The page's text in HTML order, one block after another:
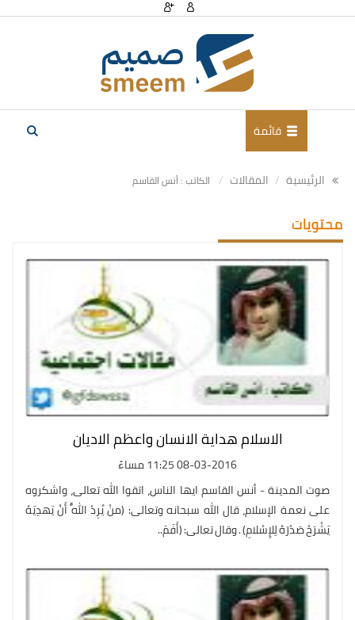
قائمة
الرئيسية المقالات الكاتب : أنس القاسم
محتويات
الاسلام هداية الانسان واعظم الاديان
08-03-2016 11:25 مساءً
صوت المدينة - أنس القاسم ايها الناس، اتقوا الله تعالى، واشكروه
على نعمة الإسلام، قال الله سبحانه وتعالى: (منْ يُرِدْ اللَّهُ أَنْ يَهدِيَهُ
يَشْرَحْ صَدْرَهُ لِلإِسْلامِ) . وقال تعالى: (أَفَمَ..